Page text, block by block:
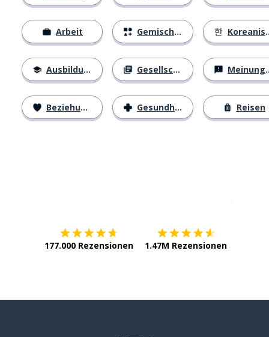
Arbeit
Ausbildung
Beziehungen
Gemischtes
Gesellschaft
Gesundheit
Koreanisches Alphabet
Meinungen
Reisen
177.000 Rezensionen 1.47M Rezensionen